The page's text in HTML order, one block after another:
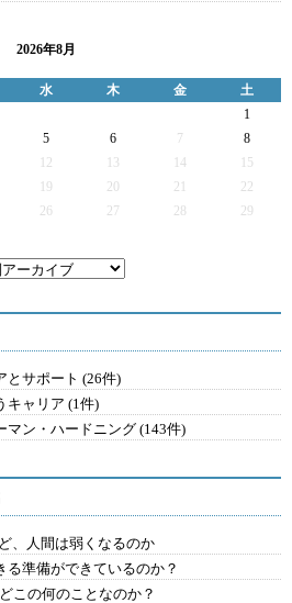
2026年8月
水 木 金
土
1
5 6 7
8
12 13 14
15
19 20 21
22
26 27 28
29
とサポート (26件)
キャリア (1件)
ン・ハードニング (143件)
、人間は弱くなるのか
準備ができているのか？
この何のことなのか？